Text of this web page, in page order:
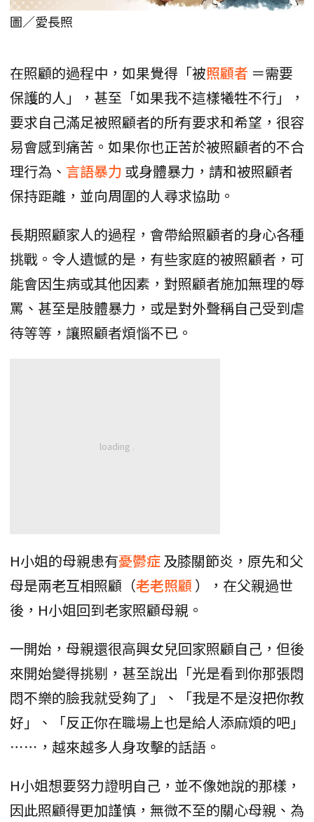
圖／愛長照
在照顧的過程中，如果覺得「被照顧者 ＝需要
保護的人」，甚至「如果我不這樣犧牲不行」，
要求自己滿足被照顧者的所有要求和希望，很容
易會感到痛苦。如果你也正苦於被照顧者的不合
理行為、 言語暴力 或身體暴力，請和被照顧者
保持距離，並向周圍的人尋求協助。
長期照顧家人的過程，會帶給照顧者的身心各種
挑戰。令人遺憾的是，有些家庭的被照顧者，可
能會因生病或其他因素，對照顧者施加無理的辱
罵、甚至是肢體暴力，或是對外聲稱自己受到虐
待等等，讓照顧者煩惱不已。
H小姐的母親患有憂鬱症及膝關節炎，原先和父
母是兩老互相照顧（老老照顧 ），在父親過世
後，H小姐回到老家照顧母親。
一開始，母親還很高興女兒回家照顧自己，但後
來開始變得挑剔，甚至說出「光是看到你那張悶
悶不樂的臉我就受夠了」、「我是不是沒把你教
好」、「反正你在職場上也是給人添麻煩的吧」
⋯⋯，越來越多人身攻擊的話語。
H小姐想要努力證明自己，並不像她說的那樣，
因此照顧得更加謹慎，無微不至的關心母親、為